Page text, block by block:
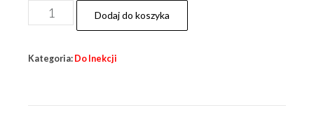
ilość
Strzykawka
braun,
Dodaj do koszyka
Kategoria: Do Inekcji